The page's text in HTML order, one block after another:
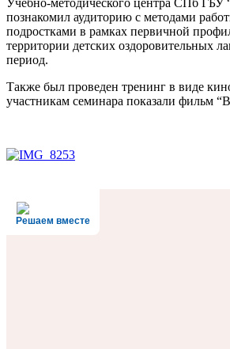
познакомил аудиторию с методами
подростками в рамках первичной
территории детских оздоровительных
период.
Также был проведен тренинг в виде
участникам семинара показали фильм
Решаем вместе